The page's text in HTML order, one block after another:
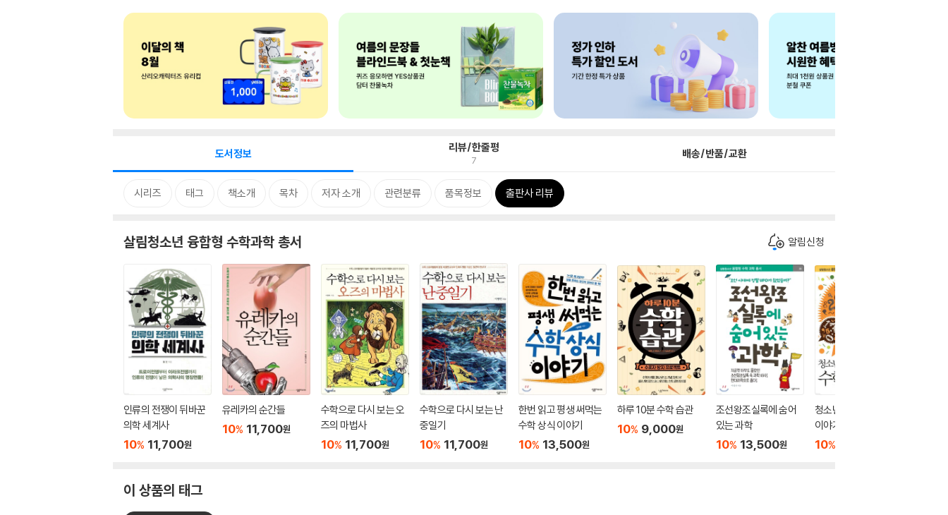
도서정보 리뷰/한줄평
7 배송/반품/교환
시리즈 태그 책소개 목차 저자 소개 관련분류 품목정보 출판사 리뷰
살림청소년 융합형 수학과학 총서 알림신청
인류의 전쟁이 뒤바꾼
의학 세계사
10% 11,700원
유레카의 순간들
10% 11,700원
수학으로 다시 보는 오
즈의 마법사
10% 11,700원
수학으로 다시 보는 난
중일기
10% 11,700원
한번 읽고 평생 써먹는
수학 상식 이야기
10% 13,500원
하루 10분 수학 습관
10% 9,000원
조선왕조실록에 숨어
있는 과학
10% 13,500원
청소년을 위한 수학자
이야기
10%
이 상품의 태그